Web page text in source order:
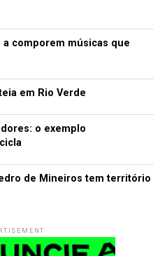
a comporem músicas que
em Rio Verde
o exemplo
de Mineiros tem território